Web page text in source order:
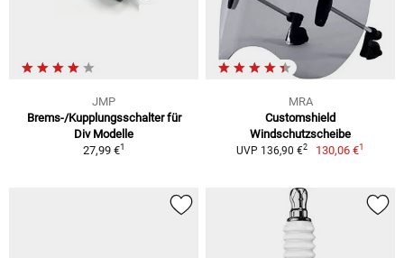
JMP
Brems-/Kupplungsschalter für
Div Modelle
27,99 €1
MRA
Customshield
Windschutzscheibe
UVP 136,90 €2 130,06 €1